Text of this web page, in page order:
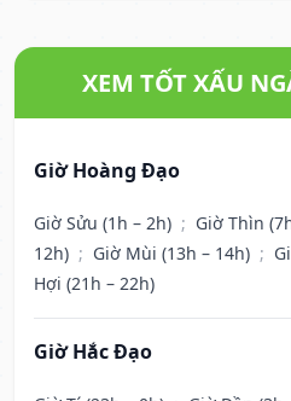
XEM TỐT XẤU
Giờ Hoàng Đạo
Giờ Sửu (1h – 2h) ; Giờ Thìn
12h) ; Giờ Mùi (13h – 14h) ;
Hợi (21h – 22h)
Giờ Hắc Đạo